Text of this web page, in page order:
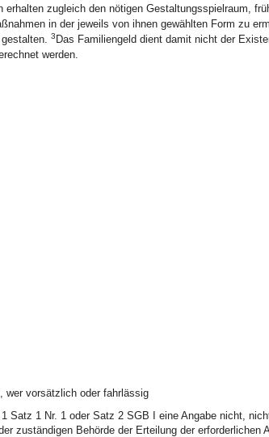
erhalten zugleich den nötigen Gestaltungsspielraum,
in der jeweils von ihnen gewählten Form zu
3 Das Familiengeld dient damit nicht der
werden.
wer vorsätzlich oder fahrlässig
Satz 1 Nr. 1 oder Satz 2 SGB I eine Angabe nicht,
zuständigen Behörde der Erteilung der